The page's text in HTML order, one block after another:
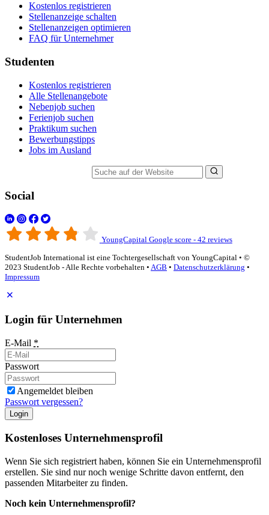
Kostenlos registrieren
Stellenanzeige schalten
Stellenanzeigen optimieren
FAQ für Unternehmer
Studenten
Kostenlos registrieren
Alle Stellenangebote
Nebenjob suchen
Ferienjob suchen
Praktikum suchen
Bewerbungstipps
Jobs im Ausland
Social
YoungCapital Google score - 42 reviews
StudentJob International ist eine Tochtergesellschaft von YoungCapital • ©
2023 StudentJob - Alle Rechte vorbehalten • AGB • Datenschutzerklärung •
Impressum
Login für Unternehmen
E-Mail *
Passwort
Angemeldet bleiben
Passwort vergessen?
Login
Kostenloses Unternehmensprofil
Wenn Sie sich registriert haben, können Sie ein Unternehmensprofil
erstellen. Sie sind nur noch wenige Schritte davon entfernt, den
passenden Mitarbeiter zu finden.
Noch kein Unternehmensprofil?